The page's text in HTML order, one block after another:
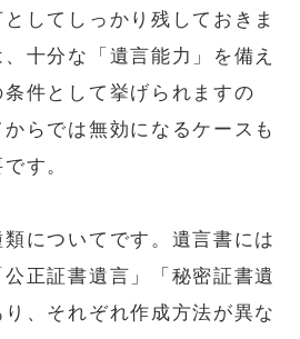
してしっかり残しておきま
十分な「遺言能力」を備え
件として挙げられますの
らでは無効になるケースも
す。
についてです。遺言書には
公正証書遺言」「秘密証書遺
、それぞれ作成方法が異な